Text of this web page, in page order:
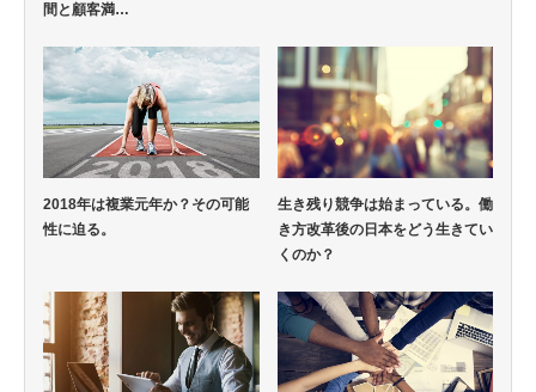
間と顧客満…
2018年は複業元年か？その可能
性に迫る。
生き残り競争は始まっている。働
き方改革後の日本をどう生きてい
くのか？